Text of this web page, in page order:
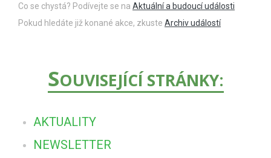
Co se chystá? Podívejte se na Aktuální a budoucí události
Pokud hledáte již konané akce, zkuste Archiv událostí
SOUVISEJÍCÍ STRÁNKY:
AKTUALITY
NEWSLETTER